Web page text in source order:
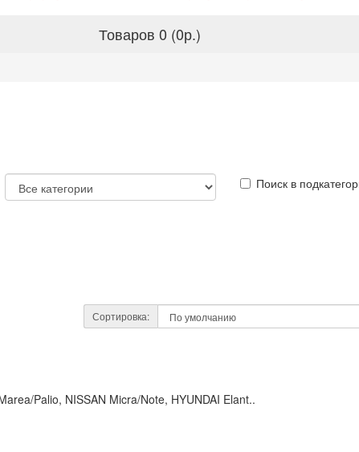
Товаров 0 (0р.)
Поиск в
Сортировка:
Palio, NISSAN Micra/Note, HYUNDAI Elant..